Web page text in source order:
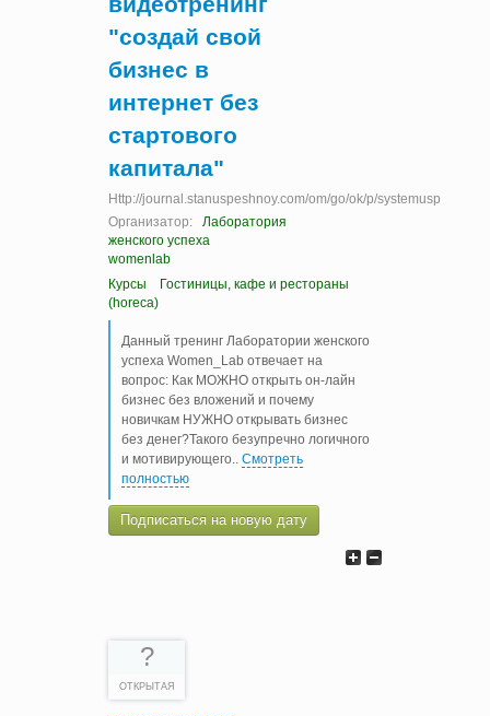
"создай свой
бизнес в
интернет без
стартового
капитала"
Http://journal.stanuspeshnoy.com/om/go/ok/p/systemusp
Организатор:
Лаборатория
женского успеха
womenlab
Курсы
Гостиницы, кафе и рестораны
(horeca)
Данный тренинг Лаборатории женского
успеха Women_Lab отвечает на
вопрос: Как МОЖНО открыть он-лайн
бизнес без вложений и почему
новичкам НУЖНО открывать бизнес
без денег?Такого безупречно логичного
и мотивирующего.. Смотреть
полностью
Подписаться на новую дату
?
ОТКРЫТАЯ